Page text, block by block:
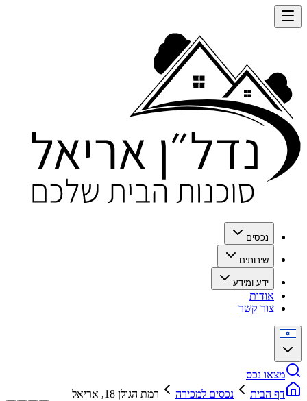
נכסים
שירותים
ידע ומידע
אודות
צור קשר
מצאו נכס
דף הבית
נכסים למכירה רמת הגולן 18, אריאל